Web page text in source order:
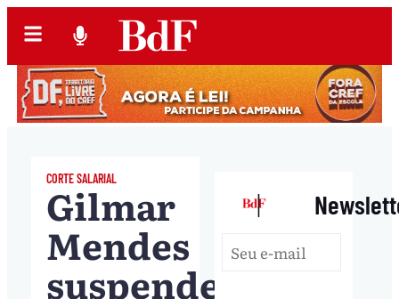
CORTE SALARIAL
Gilmar
Mendes
suspende
|